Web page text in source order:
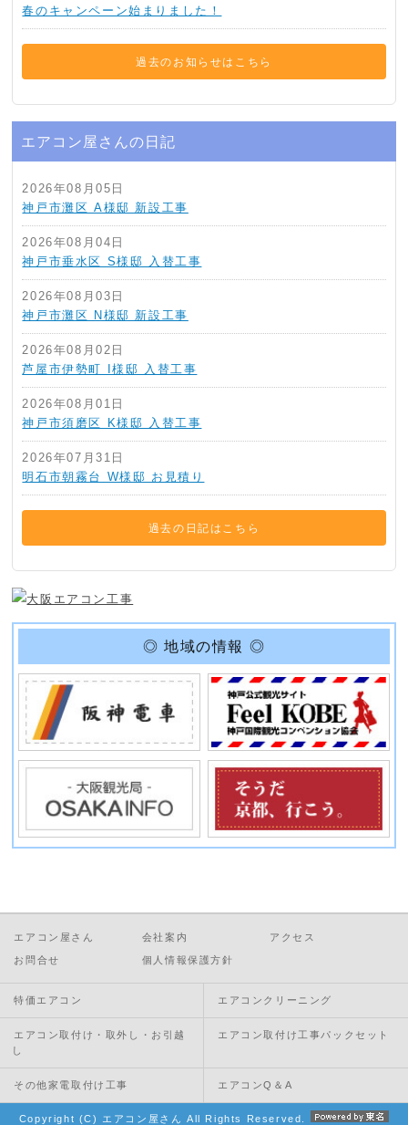
春のキャンペーン始まりました！
過去のお知らせはこちら
エアコン屋さんの日記
2026年08月05日
神戸市灘区 A様邸 新設工事
2026年08月04日
神戸市垂水区 S様邸 入替工事
2026年08月03日
神戸市灘区 N様邸 新設工事
2026年08月02日
芦屋市伊勢町 I様邸 入替工事
2026年08月01日
神戸市須磨区 K様邸 入替工事
2026年07月31日
明石市朝霧台 W様邸 お見積り
過去の日記はこちら
◎ 地域の情報 ◎
エアコン屋さん 会社案内 アクセス
お問合せ 個人情報保護方針
特価エアコン エアコンクリーニング
エアコン取付け・取外し・お引越
し
エアコン取付け工事パックセット
その他家電取付け工事 エアコンQ＆A
Copyright (C) エアコン屋さん All Rights Reserved.